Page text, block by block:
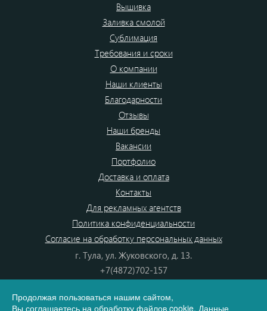
Вышивка
Заливка смолой
Сублимация
Требования и сроки
О компании
Наши клиенты
Благодарности
Отзывы
Наши бренды
Вакансии
Портфолио
Доставка и оплата
Контакты
Для рекламных агентств
Политика конфиденциальности
Согласие на обработку персональных данных
г. Тула, ул. Жуковского, д. 13.
+7(4872)702-157
8(800) 555-80-87
Продолжая пользоваться нашим сайтом,
Вы соглашаетесь на обработку файлов cookie. Данные